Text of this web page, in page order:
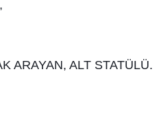
ARAYAN, ALT STATÜLÜ.